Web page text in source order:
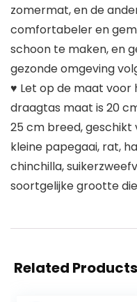
zomermat, en de
comfortabeler en
schoon te maken, en
gezonde omgeving
♥ Let op de maat
draagtas maat is 20
25 cm breed, geschikt
kleine papegaai, rat,
chinchilla,
soortgelijke grootte
Related Products